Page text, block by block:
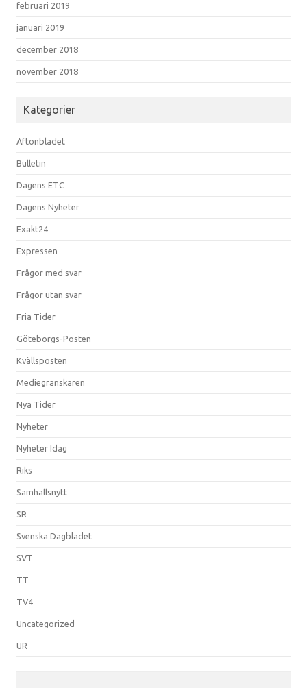
februari 2019
januari 2019
december 2018
november 2018
Kategorier
Aftonbladet
Bulletin
Dagens ETC
Dagens Nyheter
Exakt24
Expressen
Frågor med svar
Frågor utan svar
Fria Tider
Göteborgs-Posten
Kvällsposten
Mediegranskaren
Nya Tider
Nyheter
Nyheter Idag
Riks
Samhällsnytt
SR
Svenska Dagbladet
SVT
TT
TV4
Uncategorized
UR